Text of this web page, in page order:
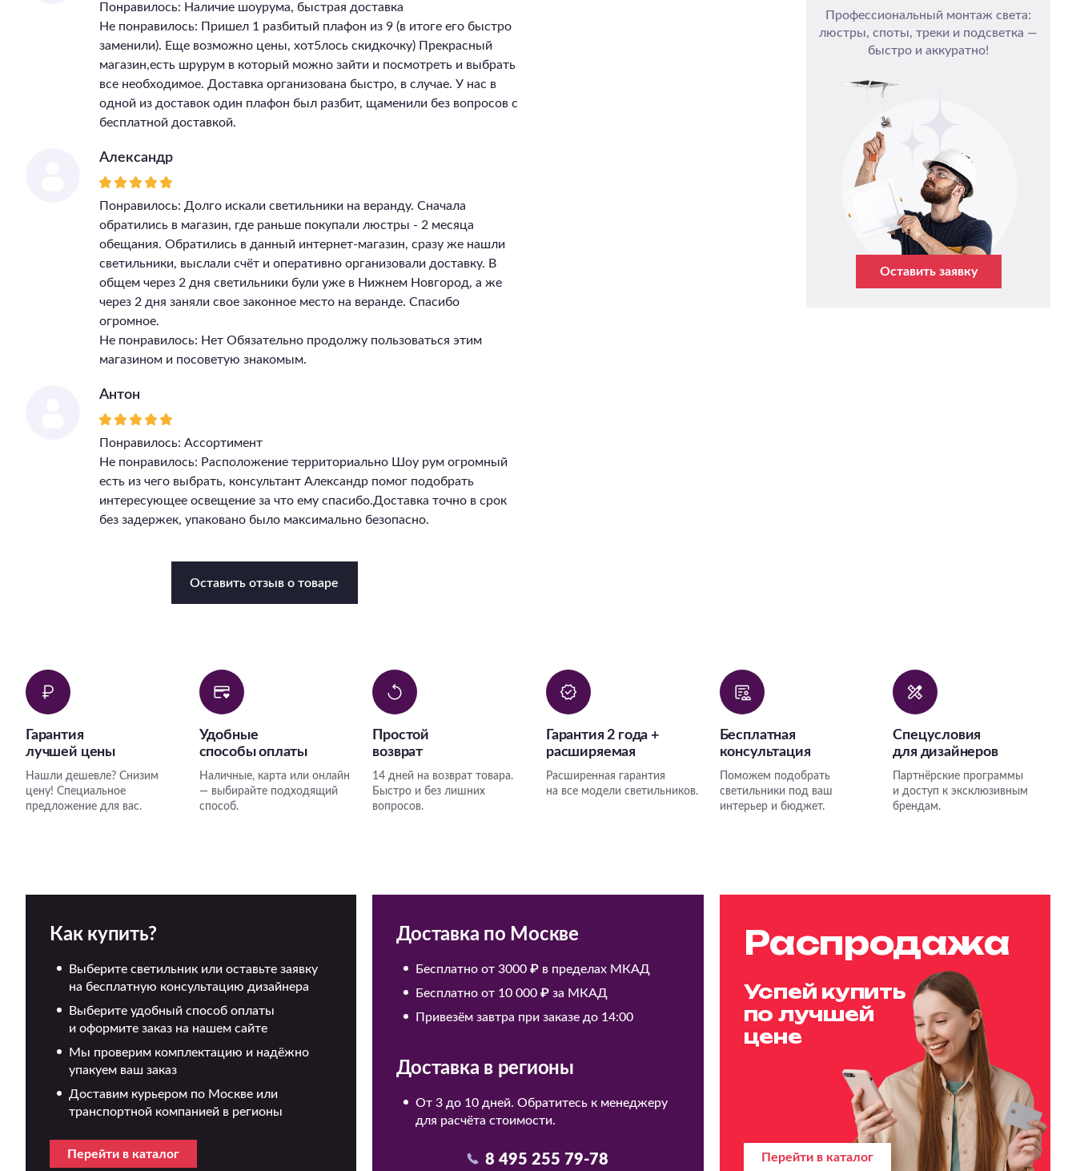
Понравилось: Наличие шоурума, быстрая доставка
Не понравилось: Пришел 1 разбитый плафон из 9 (в итоге его быстро
заменили). Еще возможно цены, хот5лось скидкочку) Прекрасный
магазин,есть шрурум в который можно зайти и посмотреть и выбрать
все необходимое. Доставка организована быстро, в случае. У нас в
одной из доставок один плафон был разбит, щаменили без вопросов с
бесплатной доставкой.
Александр
Понравилось: Долго искали светильники на веранду. Сначала
обратились в магазин, где раньше покупали люстры - 2 месяца
обещания. Обратились в данный интернет-магазин, сразу же нашли
светильники, выслали счёт и оперативно организовали доставку. В
общем через 2 дня светильники були уже в Нижнем Новгород, а же
через 2 дня заняли свое законное место на веранде. Спасибо
огромное.
Не понравилось: Нет Обязательно продолжу пользоваться этим
магазином и посоветую знакомым.
Антон
Понравилось: Ассортимент
Не понравилось: Расположение территориально Шоу рум огромный
есть из чего выбрать, консультант Александр помог подобрать
интересующее освещение за что ему спасибо.Доставка точно в срок
без задержек, упаковано было максимально безопасно.
Оставить отзыв о товаре
Профессиональный монтаж света:
люстры, споты, треки и подсветка —
быстро и аккуратно!
Оставить заявку
Гарантия
лучшей цены
Нашли дешевле? Снизим
цену! Специальное
предложение для вас.
Удобные
способы оплаты
Наличные, карта или онлайн
— выбирайте подходящий
способ.
Простой
возврат
14 дней на возврат товара.
Быстро и без лишних
вопросов.
Гарантия 2 года +
расширяемая
Расширенная гарантия
на все модели светильников.
Бесплатная
консультация
Поможем подобрать
светильники под ваш
интерьер и бюджет.
Спецусловия
для дизайнеров
Партнёрские программы
и доступ к эксклюзивным
брендам.
Как купить?
Выберите светильник или оставьте заявку
на бесплатную консультацию дизайнера
Выберите удобный способ оплаты
и оформите заказ на нашем сайте
Мы проверим комплектацию и надёжно
упакуем ваш заказ
Доставим курьером по Москве или
транспортной компанией в регионы
Перейти в каталог
Доставка по Москве
Бесплатно от 3000 ₽ в пределах МКАД
Бесплатно от 10 000 ₽ за МКАД
Привезём завтра при заказе до 14:00
Доставка в регионы
От 3 до 10 дней. Обратитесь к менеджеру
для расчёта стоимости.
8 495 255 79-78
Распродажа
Успей купить
по лучшей
цене
Перейти в каталог